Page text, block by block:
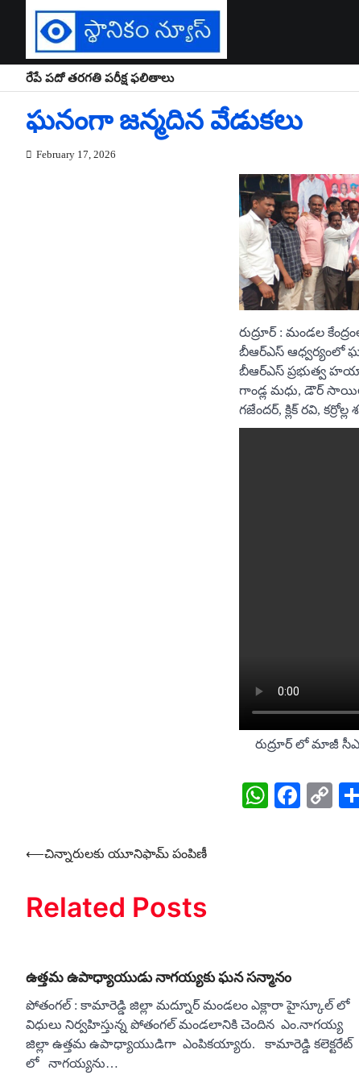
రేపే పదో తరగతి పరీక్ష ఫలితాలు
ఘనంగా జన్మదిన వేడుకలు
February 17, 2026
రుద్రూర్ : మండల
బీఆర్ఎస్ ఆధ్వర్యంలో
బీఆర్ఎస్ ప్రభుత్వ
గాండ్ల మధు, డౌర్
గజేందర్, క్లిక్ రవి,
రుద్రూర్ లో మాజీ
Post
⟵చిన్నారులకు యూనిఫామ్‌ పంపిణీ
Related Posts
ఉత్తమ ఉపాధ్యాయుడు నాగయ్యకు ఘన సన్మానం
పోతంగల్ : కామారెడ్డి జిల్లా మద్నూర్ మండలం ఎక్లారా హైస్కూల్ లో
విధులు నిర్వహిస్తున్న పోతంగల్ మండలానికి చెందిన ఎం.నాగయ్య
జిల్లా ఉత్తమ ఉపాధ్యాయుడిగా ఎంపికయ్యారు. కామారెడ్డి కలెక్టరేట్
లో నాగయ్యను…